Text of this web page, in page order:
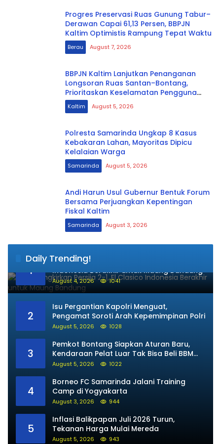
Progres Preservasi Ruas Gunung Tabur–
Derawan Capai 61,13 Persen, BBPJN
Kaltim Optimistis Rampung Tepat Waktu
Berau August 7, 2026
BBPJN Kaltim Lanjutkan Penanganan
Longsoran Ruas Santan–Bontang,
Prioritaskan Keselamatan Pengguna
Jalan
Kaltim August 5, 2026
Polresta Samarinda Ungkap 8 Kasus
Kebakaran Lahan, Mayoritas Dipicu
Kelalaian Warga
Samarinda August 5, 2026
Andi Harun Usul Gubernur Bentuk Forum
Bersama Perjuangkan Kepentingan
Fiskal Kaltim
Samarinda August 3, 2026
Daily Trending!
1
Persib Singkirkan Persija 2-1, El Clasico
Indonesia Berakhir untuk Maung Bandung
August 4, 2026 1041
2
Isu Pergantian Kapolri Menguat,
Pengamat Soroti Arah Kepemimpinan Polri
August 5, 2026 1028
3
Pemkot Bontang Siapkan Aturan Baru,
Kendaraan Pelat Luar Tak Bisa Beli BBM
Subsidi
August 5, 2026 1022
4
Borneo FC Samarinda Jalani Training
Camp di Yogyakarta
August 3, 2026 944
5
Inflasi Balikpapan Juli 2026 Turun,
Tekanan Harga Mulai Mereda
August 5, 2026 943